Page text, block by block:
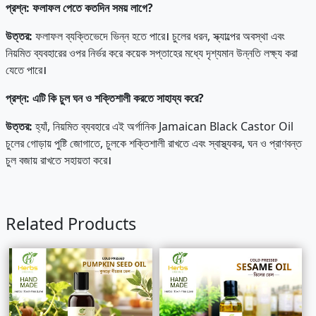
প্রশ্ন: ফলাফলপেতেকতদিনসময়লাগে?
উত্তর: ফলাফল ব্যক্তিভেদে ভিন্ন হতে পারে। চুলের ধরন, স্ক্যাল্পের অবস্থা এবং
নিয়মিত ব্যবহারের ওপর নির্ভর করে কয়েক সপ্তাহের মধ্যে দৃশ্যমান উন্নতি লক্ষ্য করা
যেতে পারে।
প্রশ্ন: এটিকিচুলঘনওশক্তিশালীকরতেসাহায্যকরে?
উত্তর:হ্যাঁ, নিয়মিত ব্যবহারে এই অর্গানিক Jamaican Black Castor Oil
চুলের গোড়ায় পুষ্টি জোগাতে, চুলকে শক্তিশালী রাখতে এবং স্বাস্থ্যকর, ঘন ও প্রাণবন্ত
চুল বজায় রাখতে সহায়তা করে।
Related Products